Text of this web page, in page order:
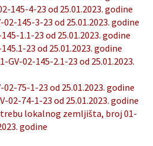
145-4-23 od 25.01.2023. godine
145-3-23 od 25.01.2023. godine
1.1-23 od 25.01.2023. godine
23 od 25.01.2023. godine
02-145-2.1-23 od 25.01.2023.
75-1-23 od 25.01.2023. godine
02-74-1-23 od 25.01.2023. godine
lokalnog zemljišta, broj 01-
godine